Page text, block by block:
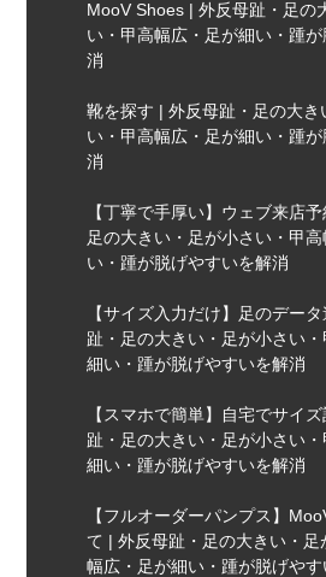
MooV Shoes | 外反母趾・足の
い・甲高幅広・足が細い・踵
消
靴を探す | 外反母趾・足の大き
い・甲高幅広・足が細い・踵
消
【丁寧で手厚い】ウェブ来店
足の大きい・足が小さい・甲
い・踵が脱げやすいを解消
【サイズ入力だけ】足のデー
趾・足の大きい・足が小さい
細い・踵が脱げやすいを解消
【スマホで簡単】自宅でサイ
趾・足の大きい・足が小さい
細い・踵が脱げやすいを解消
【フルオーダーパンプス】
て | 外反母趾・足の大きい・足
幅広・足が細い・踵が脱げやす